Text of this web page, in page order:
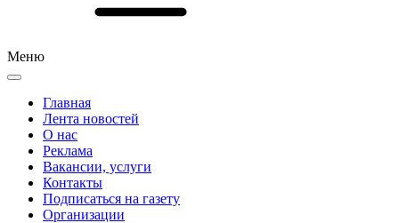
Меню
Главная
Лента новостей
О нас
Реклама
Вакансии, услуги
Контакты
Подписаться на газету
Организации